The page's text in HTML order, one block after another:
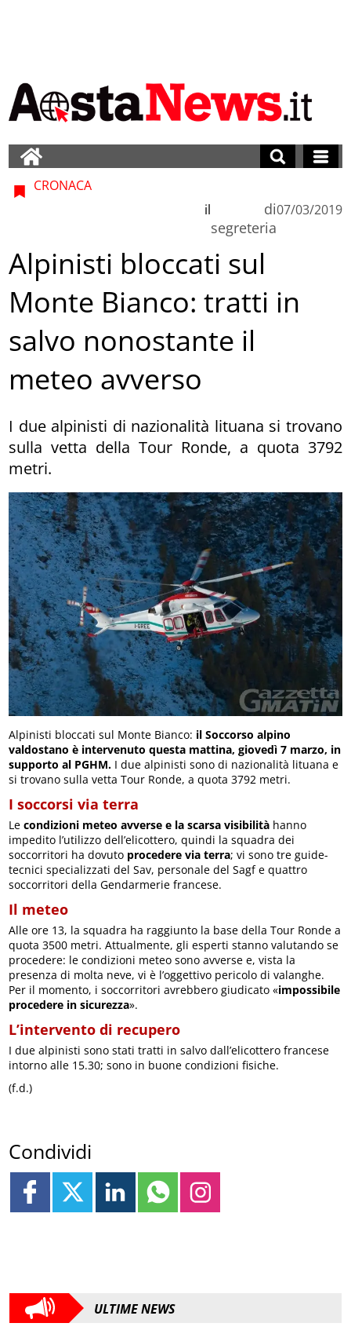
CRONACA
di
segreteria
il 07/03/2019
Alpinisti bloccati sul
Monte Bianco: tratti in
salvo nonostante il
meteo avverso
I due alpinisti di nazionalità lituana si trovano
sulla vetta della Tour Ronde, a quota 3792
metri.
Alpinisti bloccati sul Monte Bianco: il Soccorso alpino
valdostano è intervenuto questa mattina, giovedì 7 marzo, in
supporto al PGHM. I due alpinisti sono di nazionalità lituana e
si trovano sulla vetta Tour Ronde, a quota 3792 metri.
I soccorsi via terra
Lecondizioni meteo avverse e la scarsa visibilità hanno
impedito l’utilizzo dell’elicottero, quindi la squadra dei
soccorritori ha dovuto procedere via terra; vi sono tre guide-
tecnici specializzati del Sav, personale del Sagf e quattro
soccorritori della Gendarmerie francese.
Il meteo
Alle ore 13, la squadra ha raggiunto la base della Tour Ronde a
quota 3500 metri. Attualmente, gli esperti stanno valutando se
procedere: le condizioni meteo sono avverse e, vista la
presenza di molta neve, vi è l’oggettivo pericolo di valanghe.
Per il momento, i soccorritori avrebbero giudicato «impossibile
procedere in sicurezza».
L’intervento di recupero
I due alpinisti sono stati tratti in salvo dall’elicottero francese
intorno alle 15.30; sono in buone condizioni fisiche.
(f.d.)
Condividi
ULTIME NEWS